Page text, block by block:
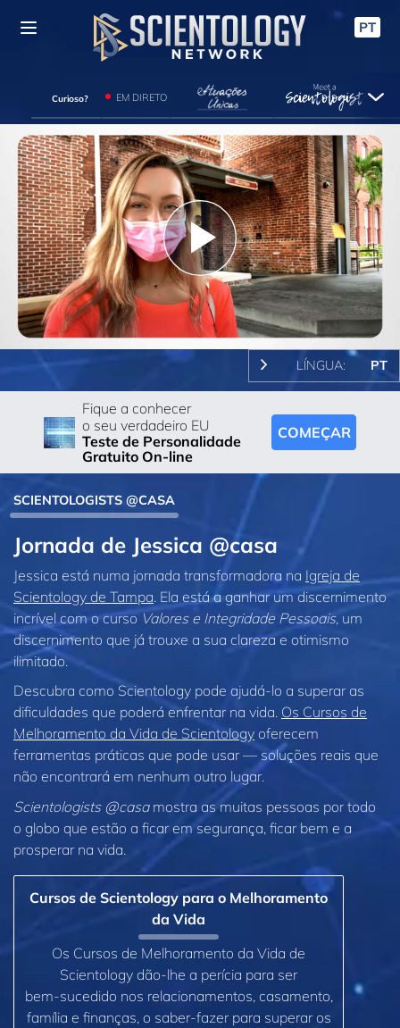
PT
Curioso? EM DIRETO
Play
Video
LÍNGUA: PT
Fique a conhecer
o seu verdadeiro EU
Teste de Personalidade
Gratuito On-line
COMEÇAR
SCIENTOLOGISTS @CASA
Jornada de Jessica @casa
Jessica está numa jornada transformadora na Igreja de
Scientology de Tampa . Ela está a ganhar um discernimento
incrível com o cursoValores e Integridade Pessoais, um
discernimento que já trouxe a sua clareza e otimismo
ilimitado.
Descubra como Scientology pode ajudá‑lo a superar as
dificuldades que poderá enfrentar na vida. Os Cursos de
Melhoramento da Vida de Scientology oferecem
ferramentas práticas que pode usar — soluções reais que
não encontrará em nenhum outro lugar.
Scientologists @casamostra as muitas pessoas por todo
o globo que estão a ficar em segurança, ficar bem e a
prosperar na vida.
Cursos de Scientology para o Melhoramento
da Vida
Os Cursos de Melhoramento da Vida de
Scientology dão‑lhe a perícia para ser
bem‑sucedido nos relacionamentos, casamento,
família e finanças, o saber‑fazer para superar os